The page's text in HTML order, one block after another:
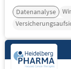
Datenanalyse